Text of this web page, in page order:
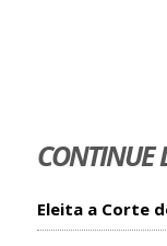
CONTINUE
Eleita a Corte